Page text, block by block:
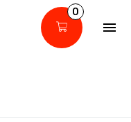
0